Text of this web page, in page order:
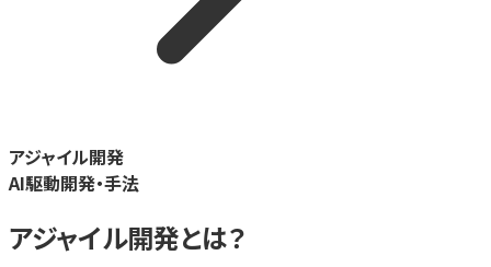
アジャイル開発
AI駆動開発・手法
アジャイル開発とは？